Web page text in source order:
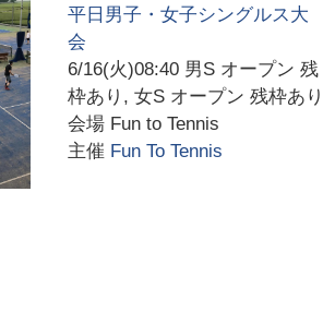
平日男子・女子シングルス大
会
6/16(火)08:40 男S オープン 残
枠あり, 女S オープン 残枠あり
会場 Fun to Tennis
主催 Fun To Tennis